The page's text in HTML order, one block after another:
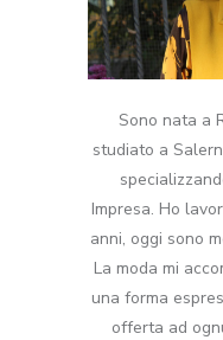
Sono nata a
studiato a
Impresa. Ho
anni, oggi sono
La moda mi
una forma
offerta ad